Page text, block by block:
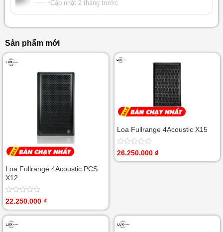
Cập nhật 2 tháng trước
Sản phẩm mới
Loa Fullrange 4Acoustic PCS
X12
Được
hạng
0
5
22.250.000 ₫
Loa Fullrange 4Acoustic X15
Được
26.250.000 ₫